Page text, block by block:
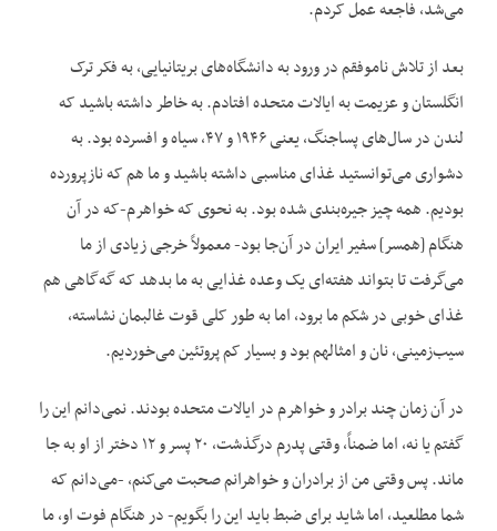
می‌شد، فاجعه عمل کردم.
بعد از تلاش ناموفقم در ورود به دانشگاه‌های بریتانیایی، به فکر ترک
انگلستان و عزیمت به ایالات متحده افتادم. به خاطر داشته باشید که
لندن در سال‌های پساجنگ، یعنی ۱۹۴۶ و ۴۷، سیاه و افسرده بود. به
دشواری می‌توانستید غذای مناسبی داشته باشید و ما هم که نازپرورده
بودیم. همه چیز جیره‌بندی شده بود. به نحوی که خواهرم-که در آن
هنگام [همسر] سفیر ایران در آن‌جا بود- معمولاً خرجی زیادی از ما
می‌گرفت تا بتواند هفته‌ای یک وعده غذایی به ما بدهد که گه‌گاهی هم
غذای خوبی در شکم ما برود، اما به طور کلی قوت غالبمان نشاسته،
سیب‌زمینی، نان و امثالهم بود و بسیار کم پروتئین می‌خوردیم.
در آن زمان چند برادر و خواهرم در ایالات متحده بودند. نمی‌دانم این را
گفتم یا نه، اما ضمناً، وقتی پدرم درگذشت، ۲۰ پسر و ۱۲ دختر از او به جا
ماند. پس وقتی من از برادران و خواهرانم صحبت می‌کنم، -می‌دانم که
شما مطلعید، اما شاید برای ضبط باید این را بگویم- در هنگام فوت او، ما